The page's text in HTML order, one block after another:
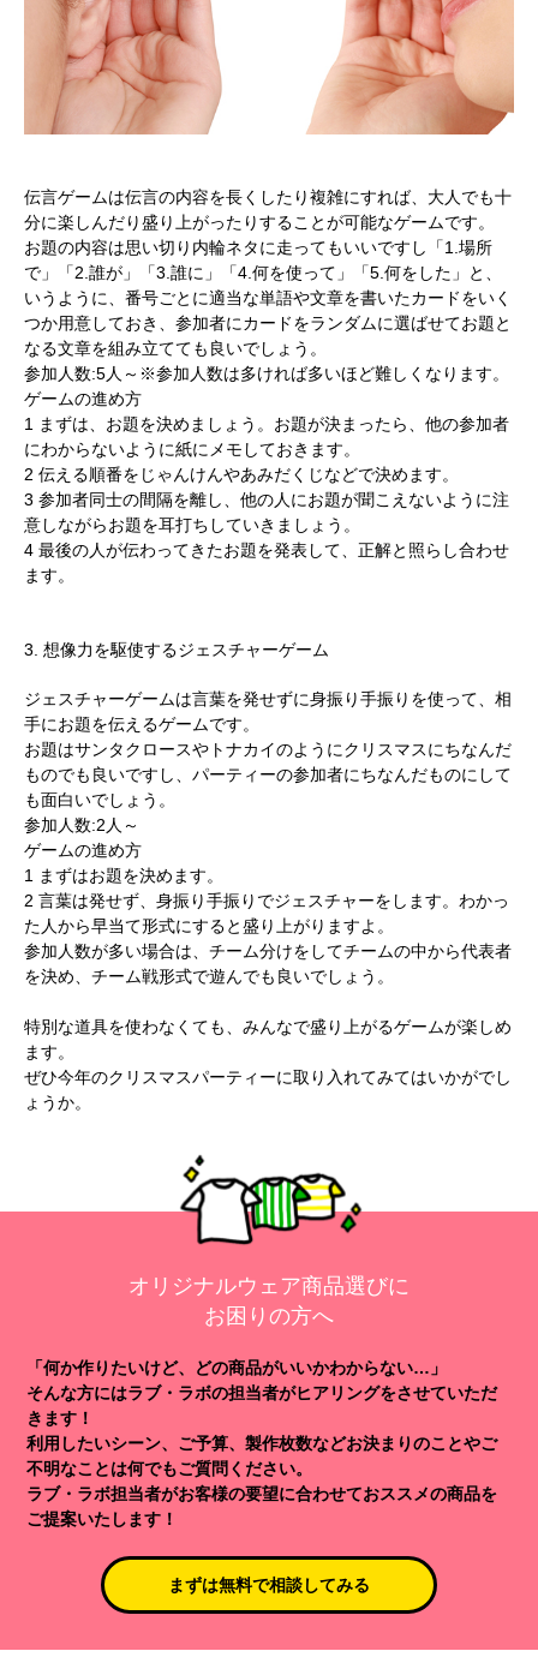
伝言ゲームは伝言の内容を長くしたり複雑にすれば、大人でも十
分に楽しんだり盛り上がったりすることが可能なゲームです。
お題の内容は思い切り内輪ネタに走ってもいいですし「1.場所
で」「2.誰が」「3.誰に」「4.何を使って」「5.何をした」と、
いうように、番号ごとに適当な単語や文章を書いたカードをいく
つか用意しておき、参加者にカードをランダムに選ばせてお題と
なる文章を組み立てても良いでしょう。
参加人数:5人～※参加人数は多ければ多いほど難しくなります。
ゲームの進め方
1 まずは、お題を決めましょう。お題が決まったら、他の参加者
にわからないように紙にメモしておきます。
2 伝える順番をじゃんけんやあみだくじなどで決めます。
3 参加者同士の間隔を離し、他の人にお題が聞こえないように注
意しながらお題を耳打ちしていきましょう。
4 最後の人が伝わってきたお題を発表して、正解と照らし合わせ
ます。
3. 想像力を駆使するジェスチャーゲーム
ジェスチャーゲームは言葉を発せずに身振り手振りを使って、相
手にお題を伝えるゲームです。
お題はサンタクロースやトナカイのようにクリスマスにちなんだ
ものでも良いですし、パーティーの参加者にちなんだものにして
も面白いでしょう。
参加人数:2人～
ゲームの進め方
1 まずはお題を決めます。
2 言葉は発せず、身振り手振りでジェスチャーをします。わかっ
た人から早当て形式にすると盛り上がりますよ。
参加人数が多い場合は、チーム分けをしてチームの中から代表者
を決め、チーム戦形式で遊んでも良いでしょう。
特別な道具を使わなくても、みんなで盛り上がるゲームが楽しめ
ます。
ぜひ今年のクリスマスパーティーに取り入れてみてはいかがでし
ょうか。
オリジナルウェア商品選びに
お困りの方へ
「何か作りたいけど、どの商品がいいかわからない…」
そんな方にはラブ・ラボの担当者がヒアリングをさせていただ
きます！
利用したいシーン、ご予算、製作枚数などお決まりのことやご
不明なことは何でもご質問ください。
ラブ・ラボ担当者がお客様の要望に合わせておススメの商品を
ご提案いたします！
まずは無料で相談してみる